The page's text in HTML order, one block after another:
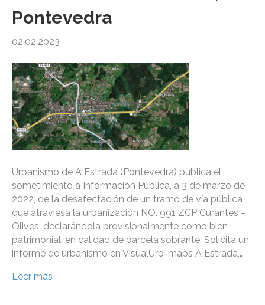
Pontevedra
02.02.2023
Urbanismo de A Estrada (Pontevedra) publica el
sometimiento a Información Pública, a 3 de marzo de
2022, de la desafectación de un tramo de vía pública
que atraviesa la urbanización NO. 991 ZCP Curantes –
Olives, declarándola provisionalmente como bien
patrimonial, en calidad de parcela sobrante. Solicita un
informe de urbanismo en VisualUrb-maps A Estrada,…
Leer más